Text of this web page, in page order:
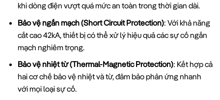
khi dòng điện vượt quá mức an toàn trong thời gian dài.
Bảo vệ ngắn mạch (Short Circuit Protection): Với khả năng
cắt cao 42kA, thiết bị có thể xử lý hiệu quả các sự cố ngắn
mạch nghiêm trọng.
Bảo vệ nhiệt từ (Thermal-Magnetic Protection): Kết hợp cả
hai cơ chế bảo vệ nhiệt và từ, đảm bảo phản ứng nhanh
với mọi loại sự cố.